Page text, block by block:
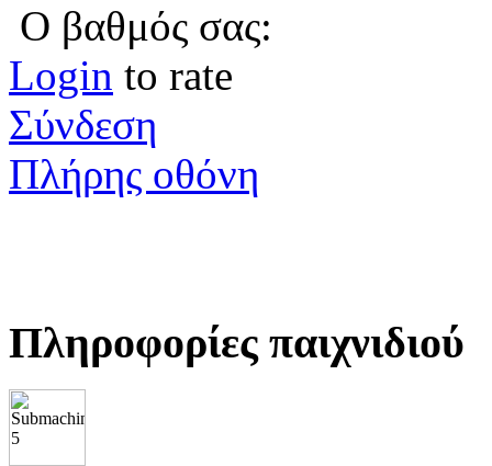
Ο βαθμός σας:
Login to rate
Σύνδεση
Πλήρης οθόνη
Πληροφορίες παιχνιδιού